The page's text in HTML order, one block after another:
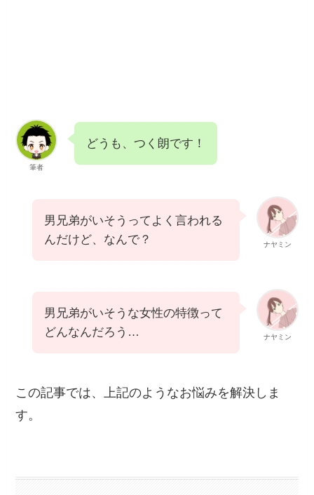
筆者
どうも、つく朗です！
ナヤミン
男兄弟がいそうってよく言われる
んだけど、なんで？
ナヤミン
男兄弟がいそうな女性の特徴って
どんなんだろう…
この記事では、上記のようなお悩みを解決しま
す。